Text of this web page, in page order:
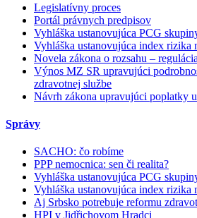
Legislatívny proces
Portál právnych predpisov
Vyhláška ustanovujúca PCG
Vyhláška ustanovujúca index rizika
Novela zákona o rozsahu –
Výnos MZ SR upravujúci
zdravotnej službe
Návrh zákona upravujúci poplatky
Správy
SACHO: čo robíme
PPP nemocnica: sen či realita?
Vyhláška ustanovujúca PCG
Vyhláška ustanovujúca index rizika
Aj Srbsko potrebuje reformu
HPI v Jidřichovom Hradci